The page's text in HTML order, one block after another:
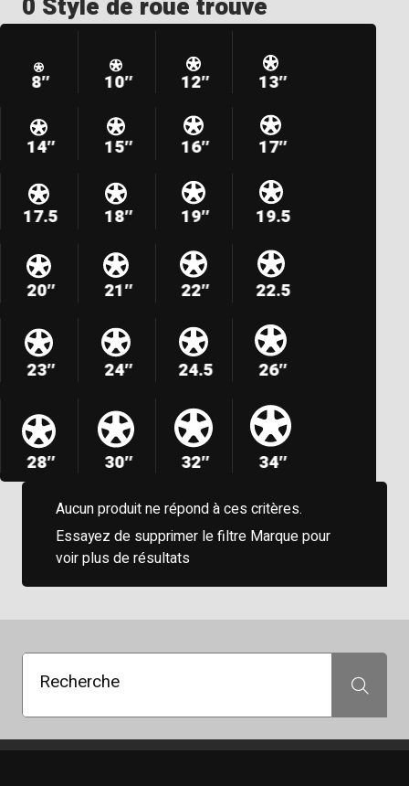
8″ 10″ 12″ 13″
14″ 15″ 16″ 17″
17.5 18″ 19″ 19.5
20″ 21″ 22″ 22.5
23″ 24″ 24.5 26″
28″ 30″ 32″ 34″
Aucun produit ne répond à ces critères.
Essayez de supprimer le filtre Marque pour
voir plus de résultats
Recherche Recherche